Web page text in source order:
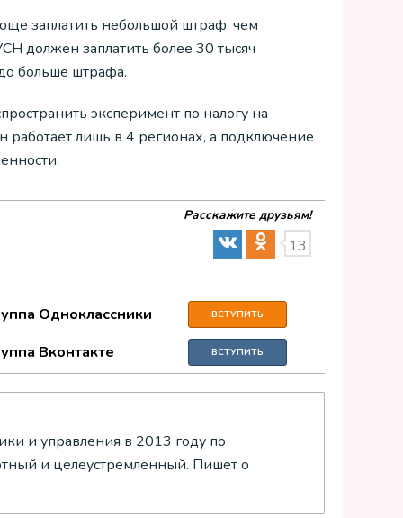
заплатить небольшой штраф, чем
должен заплатить более 30 тысяч
больше штрафа.
эксперимент по налогу на
лишь в 4 регионах, а подключение
Расскажите друзьям!
13
Одноклассники ВСТУПИТЬ
Вконтакте ВСТУПИТЬ
и управления в 2013 году по
и целеустремленный. Пишет о